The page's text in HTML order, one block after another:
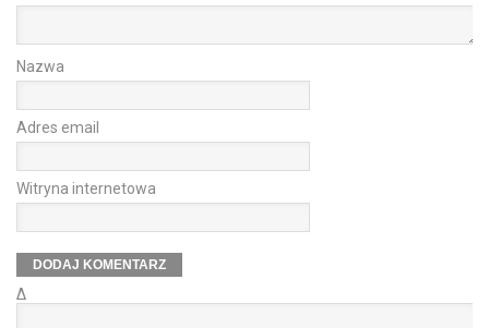
Nazwa
Adres email
Witryna internetowa
Δ